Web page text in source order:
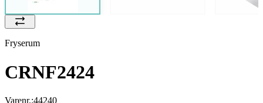
Fryserum
CRNF2424
Varenr.:44240